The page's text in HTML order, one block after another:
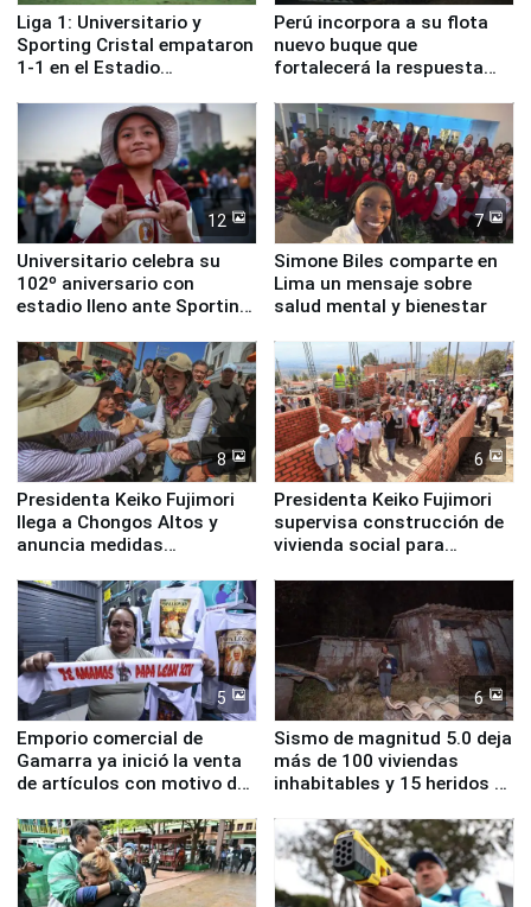
Liga 1: Universitario y
Sporting Cristal empataron
1-1 en el Estadio
Perú incorpora a su flota
nuevo buque que
fortalecerá la respuesta
12
Universitario celebra su
102º aniversario con
estadio lleno ante Sporting
7
Simone Biles comparte en
Lima un mensaje sobre
salud mental y bienestar
8
Presidenta Keiko Fujimori
llega a Chongos Altos y
anuncia medidas
educación, salud y empleo
6
Presidenta Keiko Fujimori
supervisa construcción de
vivienda social para
5
Emporio comercial de
Gamarra ya inició la venta
de artículos con motivo de
6
Sismo de magnitud 5.0 deja
más de 100 viviendas
inhabitables y 15 heridos en